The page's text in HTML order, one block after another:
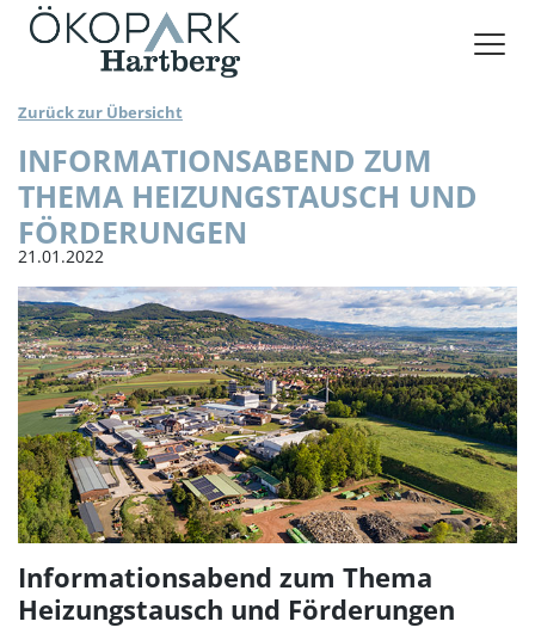
VERANSTALTUNGSRÄUME BUCHEN
Zurück zur Übersicht
INFORMATIONSABEND ZUM
THEMA HEIZUNGSTAUSCH UND
FÖRDERUNGEN
21.01.2022
Informationsabend zum Thema
Heizungstausch und Förderungen